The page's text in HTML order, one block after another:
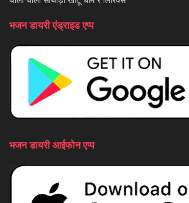
भजन डायरी एंड्राइड एप्प
भजन डायरी आईफोन एप्प